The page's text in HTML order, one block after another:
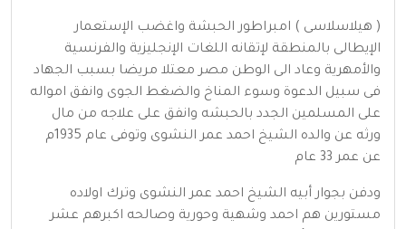
( هيلاسلاسى ) امبراطور الحبشة واغضب الإستعمار
الإيطالى بالمنطقة لإتقانه اللغات الإنجليزية والفرنسية
والأمهرية وعاد الى الوطن مصر معتلا مريضا بسبب الجهاد
فى سبيل الدعوة وسوء المناخ والضغط الجوى وانفق امواله
على المسلمين الجدد بالحبشه وانفق على علاجه من مال
ورثه عن والده الشيخ احمد عمر النشوى وتوفى عام 1935م
عن عمر 33 عام
ودفن بجوار أبيه الشيخ احمد عمر النشوى وترك اولاده
مستورين هم احمد وشهية وحورية وصالحه اكبرهم عشر